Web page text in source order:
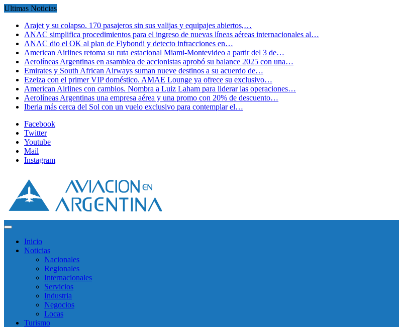
Ultimas Noticias
Arajet y su colapso. 170 pasajeros sin sus valijas y equipajes abiertos,…
ANAC simplifica procedimientos para el ingreso de nuevas líneas aéreas internacionales al…
ANAC dio el OK al plan de Flybondi y detecto infracciones en…
American Airlines retoma su ruta estacional Miami-Montevideo a partir del 3 de…
Aerolíneas Argentinas en asamblea de accionistas aprobó su balance 2025 con una…
Emirates y South African Airways suman nueve destinos a su acuerdo de…
Ezeiza con el primer VIP doméstico. AMAE Lounge ya ofrece su exclusivo…
American Airlines con cambios. Nombra a Luiz Laham para liderar las operaciones…
Aerolíneas Argentinas una empresa aérea y una promo con 20% de descuento…
Iberia más cerca del Sol con un vuelo exclusivo para contemplar el…
Facebook
Twitter
Youtube
Mail
Instagram
Inicio
Noticias
Nacionales
Regionales
Internacionales
Servicios
Industria
Negocios
Locas
Turismo